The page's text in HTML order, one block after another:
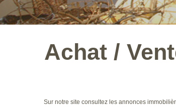
Achat /
Sur notre site consultez les annonces